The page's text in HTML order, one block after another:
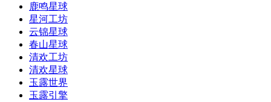
鹿鸣星球
星河工坊
云锦星球
春山星球
清欢工坊
清欢星球
玉露世界
玉露引擎